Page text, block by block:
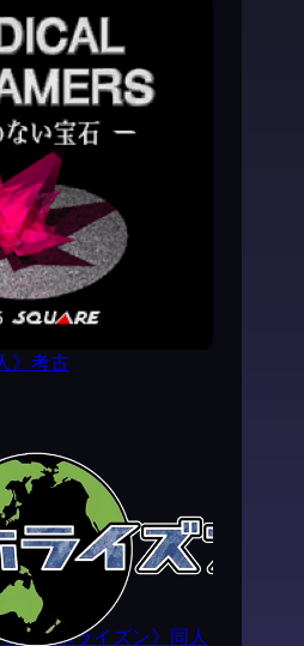
》考古
ログ·ホライズン》同人